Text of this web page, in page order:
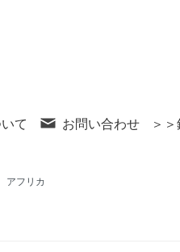
て お問い合わせ ＞
アフリカ